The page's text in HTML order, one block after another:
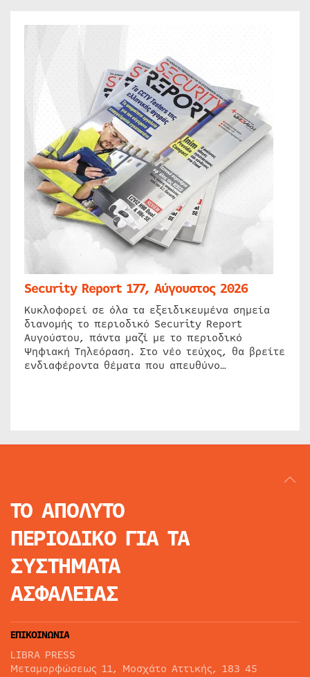
Security Report 177, Αύγουστος 2026
Κυκλοφορεί σε όλα τα εξειδικευμένα σημεία
διανομής το περιοδικό Security Report
Αυγούστου, πάντα μαζί με το περιοδικό
Ψηφιακή Τηλεόραση. Στο νέο τεύχος, θα βρείτε
ενδιαφέροντα θέματα που απευθύνο…
ΤΟ ΑΠΟΛΥΤΟ
ΠΕΡΙΟΔΙΚΟ ΓΙΑ ΤΑ
ΣΥΣΤΗΜΑΤΑ
ΑΣΦΑΛΕΙΑΣ
ΕΠΙΚΟΙΝΩΝΙΑ
LIBRA PRESS
Μεταμορφώσεως 11, Μοσχάτο Αττικής, 183 45